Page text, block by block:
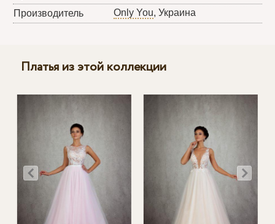
Производитель
Only You, Украина
Платья из этой коллекции